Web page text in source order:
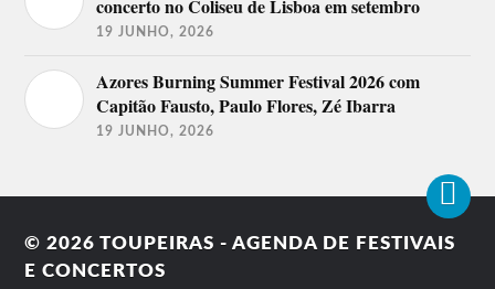
concerto no Coliseu de Lisboa em setembro
19 JUNHO, 2026
Azores Burning Summer Festival 2026 com
Capitão Fausto, Paulo Flores, Zé Ibarra
19 JUNHO, 2026
© 2026TOUPEIRAS - AGENDA DE FESTIVAIS
E CONCERTOS